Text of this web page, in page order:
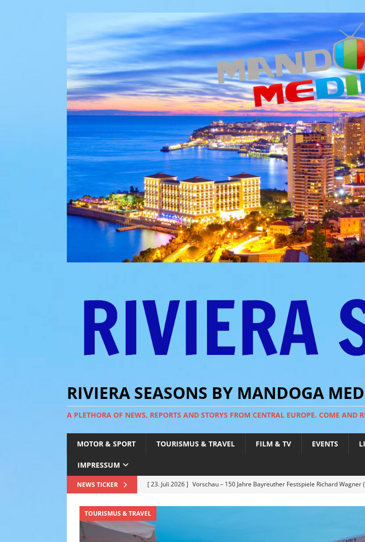
RIVIERA SEASONS BY MANDOGA
A PLETHORA OF NEWS, REPORTS AND STORYS FROM CENTRAL EUROPE. COME
MOTOR & SPORT TOURISMUS & TRAVEL FILM & TV EVENTS
IMPRESSUM
NEWS TICKER [ 23. Juli 2026 ] Vorschau – 150 Jahre Bayreuther Festspiele Richard Wagner
[ 12. Juli 2026 ]
Hitze in Bestform !
TOURISMUS & TRAVEL